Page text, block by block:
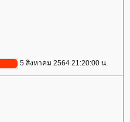
5 สิงหาคม 2564 21:20:00 น.